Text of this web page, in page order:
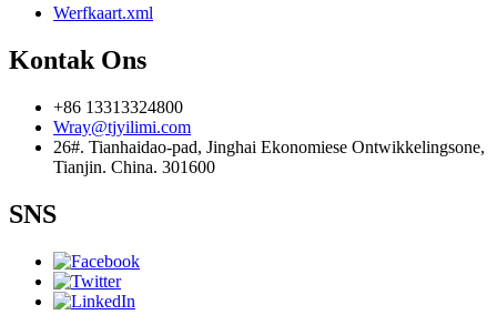
Werfkaart.xml
Kontak Ons
+86 13313324800
Wray@tjyilimi.com
26#. Tianhaidao-pad, Jinghai Ekonomiese Ontwikkelingsone,
Tianjin. China. 301600
SNS